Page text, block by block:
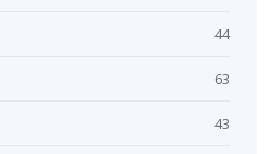
44
63
43